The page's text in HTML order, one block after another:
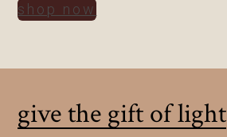
shop now
give the gift of light